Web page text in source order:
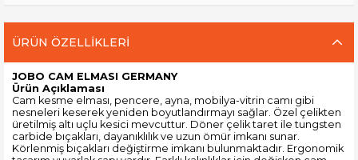
ÜRÜN ÖZELLIKLERI
JOBO CAM ELMASI GERMANY
Ürün Açıklaması
Cam kesme elması, pencere, ayna, mobilya-vitrin camı gibi
nesneleri keserek yeniden boyutlandırmayı sağlar. Özel çelikten
üretilmiş altı uçlu kesici mevcuttur. Döner çelik taret ile tungsten
carbide bıçakları, dayanıklılık ve uzun ömür imkanı sunar.
Körlenmiş bıçakları değiştirme imkanı bulunmaktadır. Ergonomik